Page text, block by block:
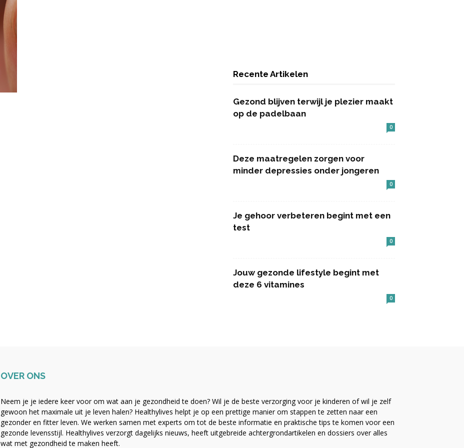
Recente Artikelen
Gezond blijven terwijl je plezier maakt
op de padelbaan
0
Deze maatregelen zorgen voor
minder depressies onder jongeren
0
Je gehoor verbeteren begint met een
test
0
Jouw gezonde lifestyle begint met
deze 6 vitamines
0
OVER ONS
Neem je je iedere keer voor om wat aan je gezondheid te doen? Wil je de beste verzorging voor je kinderen of wil je zelf
gewoon het maximale uit je leven halen? Healthylives helpt je op een prettige manier om stappen te zetten naar een
gezonder en fitter leven. We werken samen met experts om tot de beste informatie en praktische tips te komen voor een
gezonde levensstijl. Healthylives verzorgt dagelijks nieuws, heeft uitgebreide achtergrondartikelen en dossiers over alles
wat met gezondheid te maken heeft.